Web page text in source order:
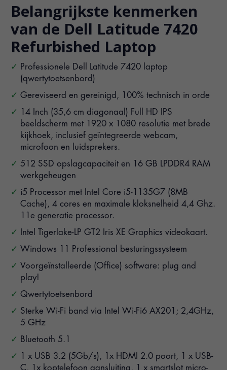
Belangrijkste kenmerken
van de Dell Latitude 7420
Refurbished Laptop
Professionele Dell Latitude 7420 laptop
(qwertytoetsenbord)
Gereviseerd en gereinigd, 100% technisch in orde
14 Inch (35,6 cm diagonaal) Full HD IPS
beeldscherm met 1920 x 1080 resolutie met brede
kijkhoek, inclusief geïntegreerde webcam,
microfoon en luidsprekers.
512 SSD opslagcapaciteit en 16 GB LPDDR4 RAM
werkgeheugen
i5 Processor met Intel Core i5-1135G7 (8MB
Cache), 4 cores en maximale kloksnelheid 4,4 Ghz.
11e generatie processor.
Intel Tigerlake-LP GT2 Iris XE Graphics videokaart.
Windows 11 Professional besturingssysteem
Voorgeïnstalleerde (Office) software: plug and
play!
Qwertytoetsenbord
Sterke Wi-Fi band via Intel Wi-Fi6 AX201; 2,4GHz,
5 GHz
Bluetooth 5.1
1 x USB 3.2 (5Gb/s), 1x HDMI 2.0 poort, 1 x USB-
C, 1x koptelefoon aansluiting, 1 x smartslot micro-